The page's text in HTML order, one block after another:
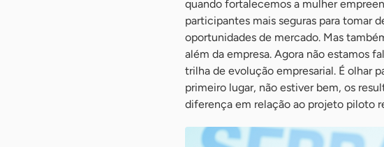
quando fortalecemos a mulher
participantes mais seguras para tomar
oportunidades de mercado. Mas
além da empresa. Agora não estamos
trilha de evolução empresarial. É olhar
primeiro lugar, não estiver bem, os
diferença em relação ao projeto piloto